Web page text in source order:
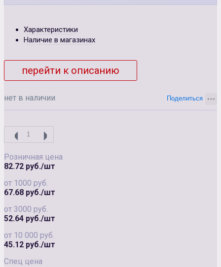
Характеристики
Наличие в магазинах
перейти к описанию
нет в наличии
Розничная цена
82.72 руб./шт
от 1000 руб.
67.68 руб./шт
от 3000 руб.
52.64 руб./шт
от 10 000 руб.
45.12 руб./шт
Спец цена